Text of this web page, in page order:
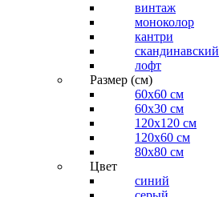
винтаж
моноколор
кантри
скандинавский
лофт
Размер (см)
60х60 см
60x30 см
120x120 см
120x60 см
80x80 см
Цвет
синий